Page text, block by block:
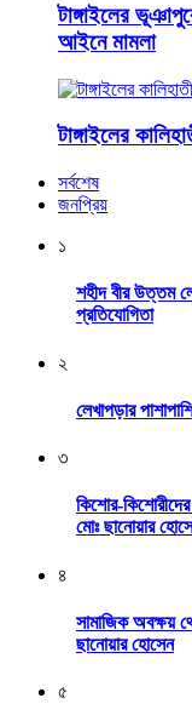
টাঙ্গাইলের
আইনে মামলা
টাঙ্গাইলের
সর্বশেষ
জনপ্রিয়
১
শহীদ বীর উত্তম
প্রতিযোগিতা
২
লেখাপড়ার
৩
কিশোর-
মোঃ ছানোয়ার
৪
সামাজিক অবক্ষয়
ছানোয়ার হোসেন
৫